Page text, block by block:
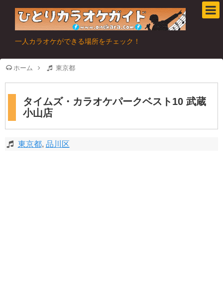
一人カラオケができる場所をチェック！
ホーム 東京都
タイムズ・カラオケパークベスト10 武蔵
小山店
東京都, 品川区